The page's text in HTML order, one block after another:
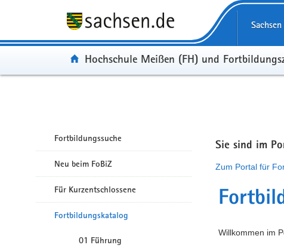
Sachsen
Portal:
Hochschule Meißen (FH) und
Fortbildungssuche
Neu beim FoBiZ
Für Kurzentschlossene
Fortbildungskatalog
01 Führung
Sie sind im
Zum Portal für
Willkommen im